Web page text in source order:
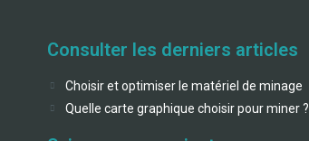
Consulter les derniers articles
Choisir et optimiser le matériel de minage
Quelle carte graphique choisir pour miner ?